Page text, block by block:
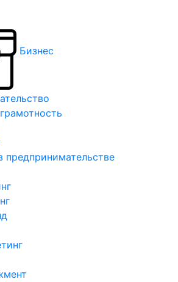
Бизнес
предпринимательстве